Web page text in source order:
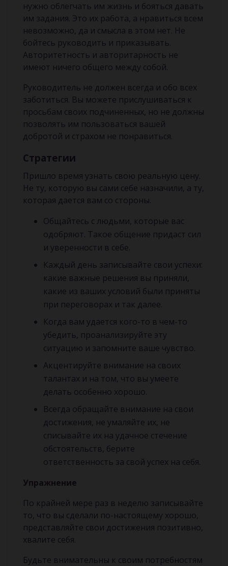
нужно облегчать им жизнь и бояться давать
им задания. Это их работа, а нравиться всем
невозможно, да и смысла в этом нет. Не
бойтесь руководить и приказывать.
Авторитетность и авторитарность не
имеют ничего общего между собой.
Руководитель не должен всегда и обо всех
заботиться. Вы можете прислушиваться к
просьбам своих подчиненных, но не должны
позволять им пользоваться вашей
добротой и страхом не понравиться.
Стратегии
Пришло время узнать свою реальную цену.
Не ту, которую вы сами себе назначили, а ту,
которая дается вам со стороны.
Общайтесь с людьми, которые вас
одобряют. Такое общение придаст сил
и уверенности в себе.
Каждый день записывайте свои успехи:
какие важные решения вы приняли,
какие из ваших условий были приняты
при переговорах и так далее.
Когда вам удается кого-то в чем-то
убедить, проанализируйте эту
ситуацию и запомните ваше чувство.
Акцентируйте внимание на своих
талантах и на том, что вы умеете
делать особенно хорошо.
Всегда обращайте внимание на свои
достижения, не умаляйте их, не
списывайте их на удачное стечение
обстоятельств, берите
ответственность за свой успех на себя.
Упражнение
По крайней мере раз в неделю записывайте
то, что вы сделали по-настоящему хорошо,
представляйте свои достижения позитивно,
хвалите себя.
Будьте внимательны к своим потребностям